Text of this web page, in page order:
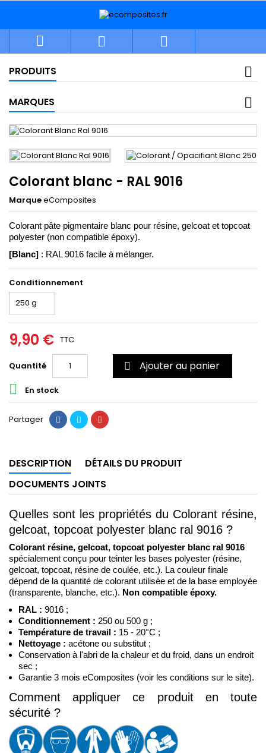
  
PRODUITS
MARQUES
Colorant blanc - RAL 9016
MarqueeComposites
Colorant pâte pigmentaire blanc pour résine, gelcoat et topcoat
polyester (non compatible époxy).
[Blanc] : RAL 9016 facile à mélanger.
Conditionnement
9,90 € TTC
Quantité  Ajouter au panier
 En stock
Partager
DESCRIPTION
DÉTAILS DU PRODUIT
DOCUMENTS JOINTS
Quelles sont les propriétés du Colorant résine,
gelcoat, topcoat polyester blanc ral 9016 ?
spécialement conçu pour teinter les bases polyester (résine,
gelcoat, topcoat, résine de coulée, etc.). La couleur finale
dépend de la quantité de colorant utilisée et de la base employée
(transparente, blanche, etc.). Non compatible époxy.
RAL : 9016 ;
Conditionnement : 250 ou 500 g ;
Température de travail : 15 - 20°C ;
Nettoyage : acétone ou substitut ;
Conservation à l'abri de la chaleur et du froid, dans un endroit
sec ;
Garantie 3 mois eComposites (voir les conditions sur le site).
Comment appliquer ce produit en toute
sécurité ?